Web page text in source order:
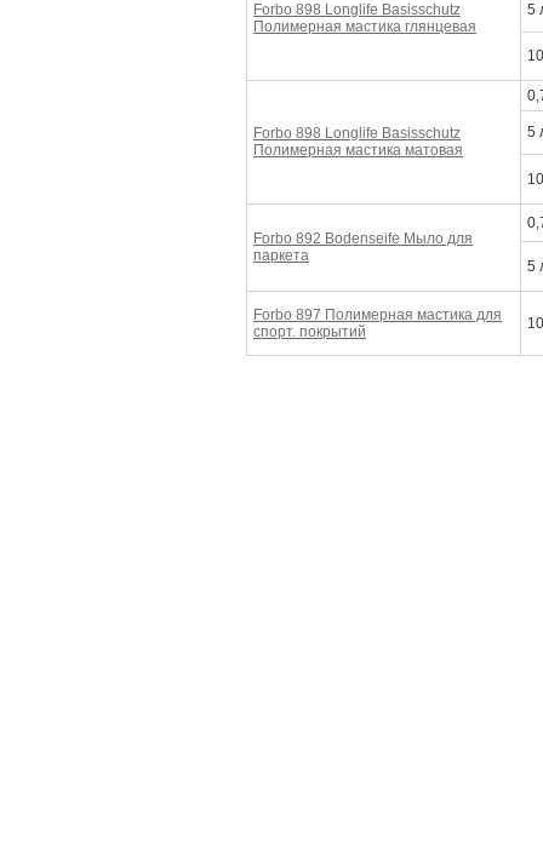
Forbo 898 Longlife Basisschutz
Полимерная мастика глянцевая
5
Forbo 898 Longlife Basisschutz
Полимерная мастика матовая
5
Forbo 892 Bodenseife Мыло для
паркета
5
Forbo 897 Полимерная мастика для
спорт. покрытий